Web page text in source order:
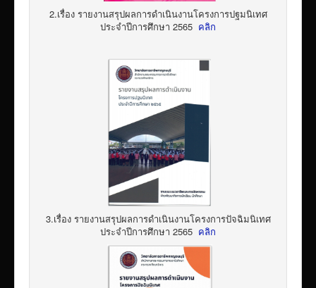
2.เรื่อง รายงานสรุปผลการดำเนินงานโครงการปฐมนิเทศ
ประจำปีการศึกษา 2565 คลิก
3.เรื่อง รายงานสรุปผลการดำเนินงานโครงการปัจฉิมนิเทศ
ประจำปีการศึกษา 2565 คลิก